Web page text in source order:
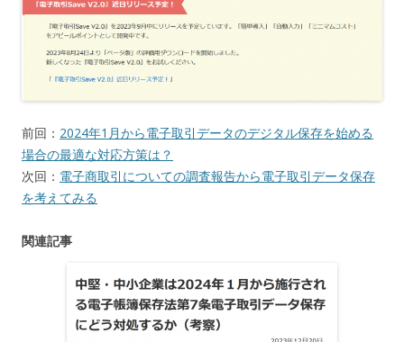
前回： 2024年1月から電子取引データのデジタル保存を始める
場合の最適な対応方策は？
次回： 電子商取引についての調査報告から電子取引データ保存
を考えてみる
関連記事